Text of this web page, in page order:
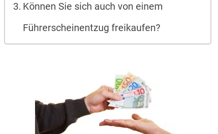
Können Sie sich auch von einem
Führerscheinentzug freikaufen?